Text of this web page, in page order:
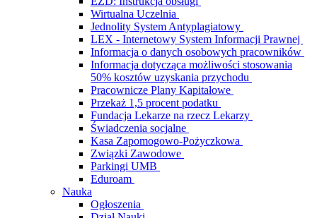
Wirtualna Uczelnia
Jednolity System Antyplagiatowy
LEX - Internetowy System Informacji Prawnej
Informacja o danych osobowych pracowników
Informacja dotycząca możliwości stosowania
50% kosztów uzyskania przychodu
Pracownicze Plany Kapitałowe
Przekaż 1,5 procent podatku
Fundacja Lekarze na rzecz Lekarzy
Świadczenia socjalne
Kasa Zapomogowo-Pożyczkowa
Związki Zawodowe
Parkingi UMB
Eduroam
Nauka
Ogłoszenia